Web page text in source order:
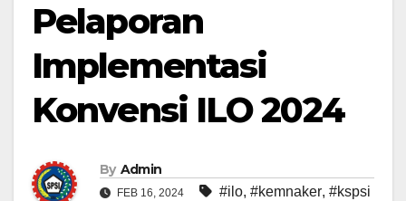
Pelaporan
Implementasi
Konvensi ILO 2024
By Admin
FEB 16, 2024 #ilo, #kemnaker, #kspsi